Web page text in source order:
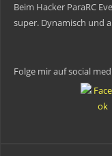
Beim Hacker ParaRC
super. Dynamisch und
Folge mir auf social